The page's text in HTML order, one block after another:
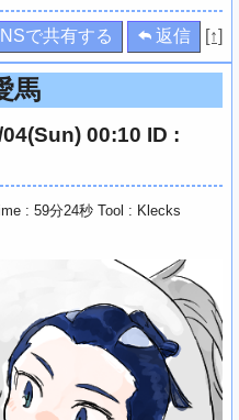
で共有する 返信 [↑]
馬
00:10 ID :
: 59分24秒 Tool : Klecks